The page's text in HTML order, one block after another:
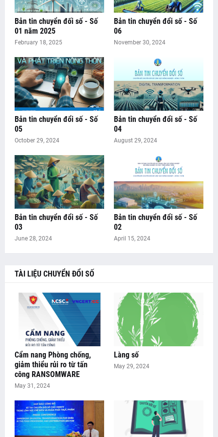
Bản tin chuyển đối số - Số
01 năm 2025
February 18, 2025
Bản tin chuyển đổi số - Số
06
November 30, 2024
Bản tin chuyển đổi số - Số
05
October 29, 2024
Bản tin chuyển đổi số - Số
04
August 29, 2024
Bản tin chuyển đổi số - Số
03
June 28, 2024
Bản tin chuyển đổi số - Số
02
April 15, 2024
TÀI LIỆU CHUYỂN ĐỔI SỐ
Cẩm nang Phòng chống,
giảm thiểu rủi ro từ tấn
công RANSOMWARE
May 31, 2024
Làng số
May 29, 2024